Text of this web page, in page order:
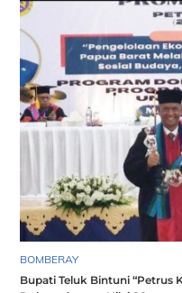
BOMBERAY
Bupati Teluk Bintuni “Petrus